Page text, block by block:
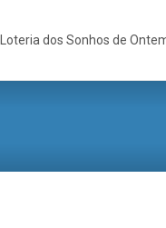
Loteria dos Sonhos de